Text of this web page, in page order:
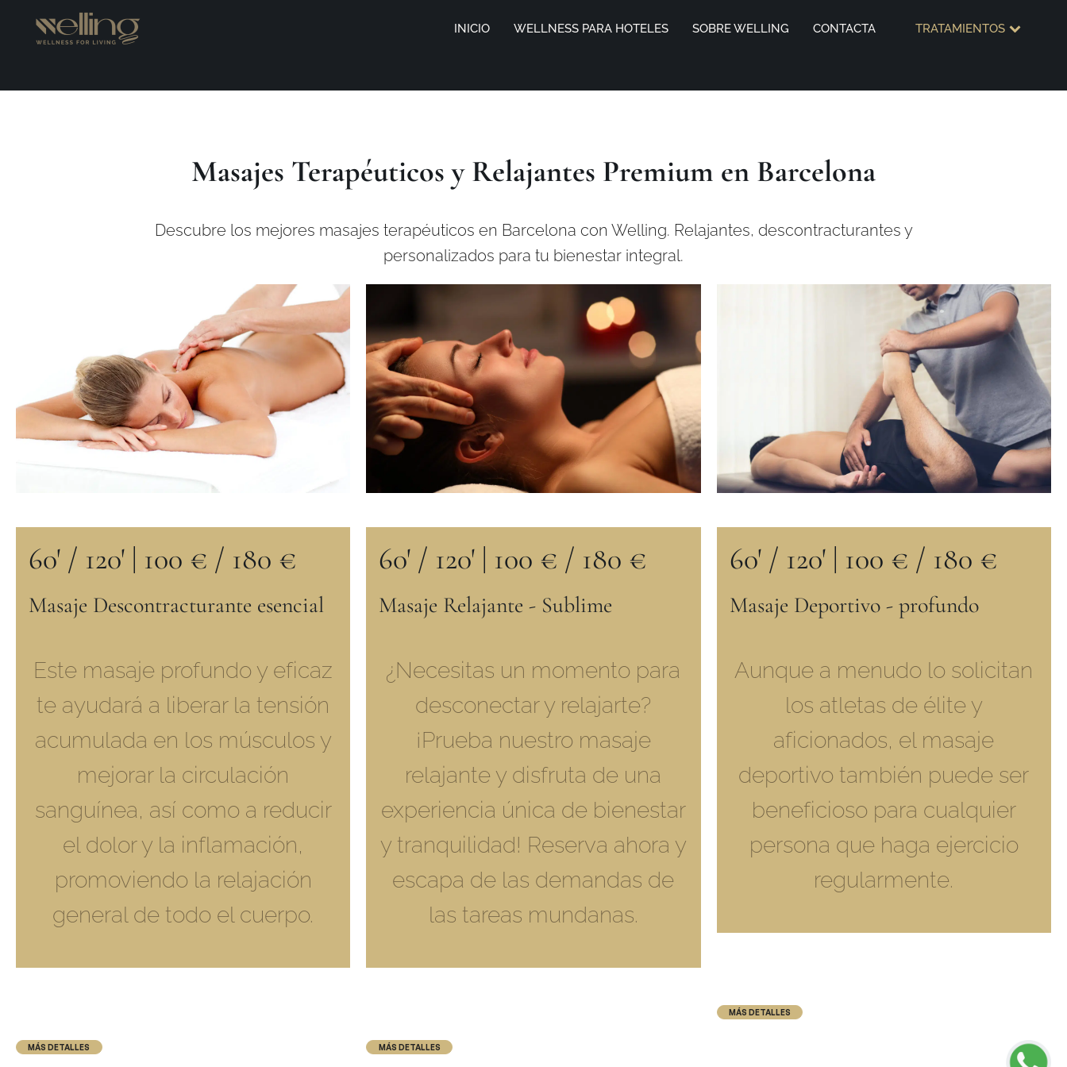
INICIO WELLNESS PARA HOTELES SOBRE WELLING CONTACTA TRATAMIENTOS
Masajes Terapéuticos y Relajantes Premium en Barcelona
Descubre los mejores masajes terapéuticos en Barcelona con Welling. Relajantes, descontracturantes y
personalizados para tu bienestar integral.
60' / 120' 100 € / 180 €
Masaje Descontracturante esencial
Este masaje profundo y eficaz
te ayudará a liberar la tensión
acumulada en los músculos y
mejorar la circulación
sanguínea, así como a reducir
el dolor y la inflamación,
promoviendo la relajación
general de todo el cuerpo.
MÁS DETALLES
60' / 120' 100 € / 180 €
Masaje Relajante - Sublime
¿Necesitas un momento para
desconectar y relajarte?
¡Prueba nuestro masaje
relajante y disfruta de una
experiencia única de bienestar
y tranquilidad! Reserva ahora y
escapa de las demandas de
las tareas mundanas.
MÁS DETALLES
60' / 120'| 100 € / 180 €
Masaje Deportivo - profundo
Aunque a menudo lo solicitan
los atletas de élite y
aficionados, el masaje
deportivo también puede ser
beneficioso para cualquier
persona que haga ejercicio
regularmente.
MÁS DETALLES